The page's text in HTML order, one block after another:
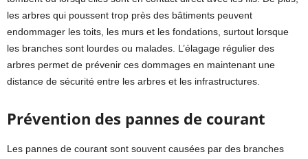
les arbres qui poussent trop près des bâtiments peuvent
endommager les toits, les murs et les fondations, surtout lorsque
les branches sont lourdes ou malades. L’élagage régulier des
arbres permet de prévenir ces dommages en maintenant une
distance de sécurité entre les arbres et les infrastructures.
Prévention des pannes de courant
Les pannes de courant sont souvent causées par des branches